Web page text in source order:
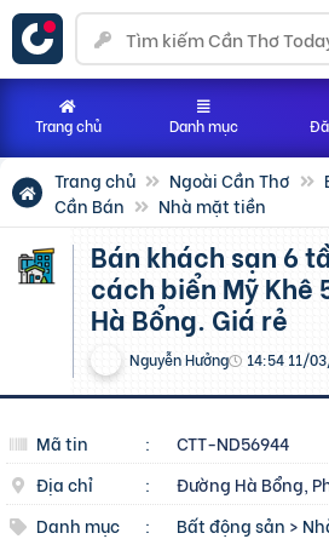
Trang chủ Ngoài Cần Thơ
Cần Bán
Nhà mặt tiền
Bán khách sạn 6 tầng 21 phòng
cách biển Mỹ Khê
Hà Bổng. Giá rẻ
Nguyễn Hưởng 14:54 11/
Mã tin :
CTT-ND56944
Địa chỉ
:
Đường Hà Bổng,
Danh mục
: Bất động sản >
Trang chủ Danh mục